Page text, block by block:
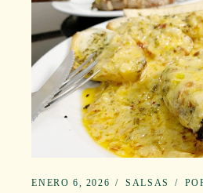
ENERO 6, 2026 SALSAS